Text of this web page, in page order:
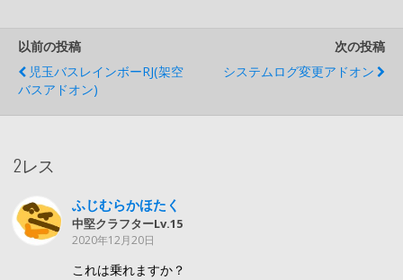
以前の投稿
児玉バスレインボーRJ(架空
バスアドオン)
次の投稿
システムログ変更アドオン
2レス
ふじむらかほたく
中堅クラフターLv.15
2020年12月20日
これは乗れますか？